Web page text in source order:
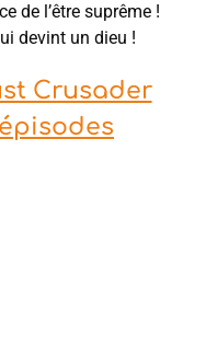
de l’être suprême !
devint un dieu !
Crusader